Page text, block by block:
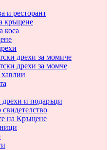
и ресторант
кръщене
коса
дрехи за момиче
дрехи за момче
и подаръци
на Кръщене